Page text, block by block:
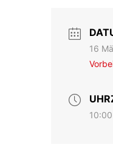
16